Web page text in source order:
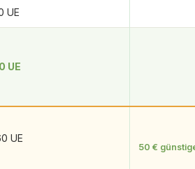
UE
UE
UE
50 €